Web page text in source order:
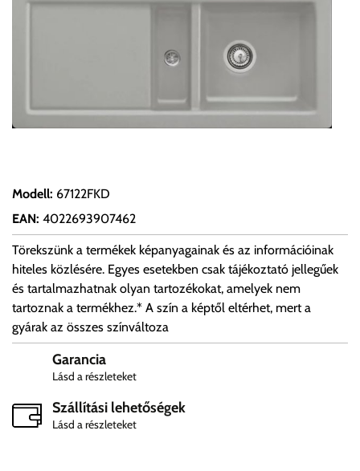
Modell: 67122FKD
EAN: 4022693907462
Törekszünk a termékek képanyagainak és az információinak
hiteles közlésére. Egyes esetekben csak tájékoztató jellegűek
és tartalmazhatnak olyan tartozékokat, amelyek nem
tartoznak a termékhez.* A szín a képtől eltérhet, mert a
gyárak az összes színváltoza
Garancia
Lásd a részleteket
Szállítási lehetőségek
Lásd a részleteket